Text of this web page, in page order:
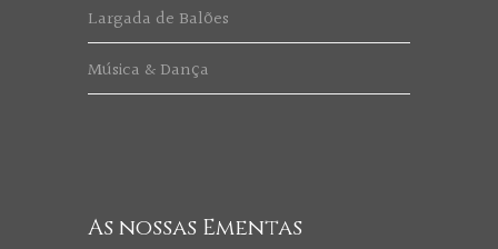
Largada de Balões
Música & Dança
As nossas Ementas